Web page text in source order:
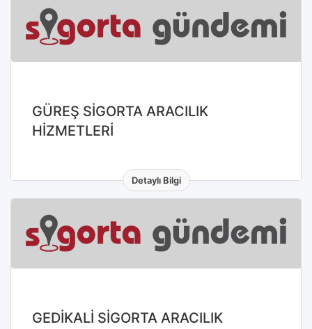
Detaylı Bilgi
GÜREŞ SİGORTA ARACILIK
HİZMETLERİ
GEDİKALİ SİGORTA ARACILIK